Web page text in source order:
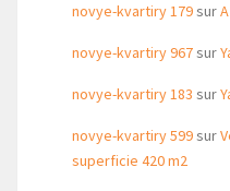
novye-kvartiry 179sur
novye-kvartiry 967sur
novye-kvartiry 183 sur
novye-kvartiry 599sur
superficie 420 m2